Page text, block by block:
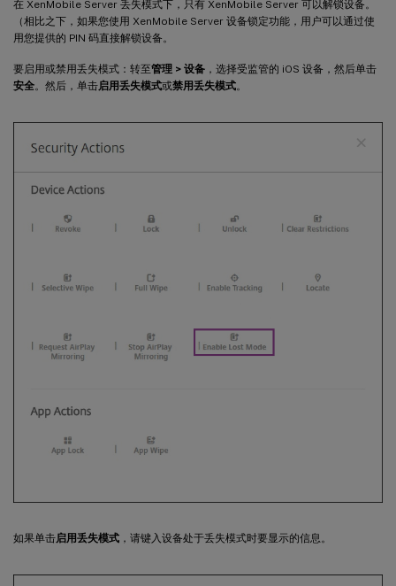
在 XenMobile Server 丢失模式下，只有 XenMobile Server 可以解锁设备。
（相比之下，如果您使用 XenMobile Server 设备锁定功能，用户可以通过使
用您提供的 PIN 码直接解锁设备。
要启用或禁用丢失模式：转至管理 > 设备 ，选择受监管的 iOS 设备，然后单击
安全。然后，单击启用丢失模式或禁用丢失模式。
如果单击启用丢失模式 ，请键入设备处于丢失模式时要显示的信息。